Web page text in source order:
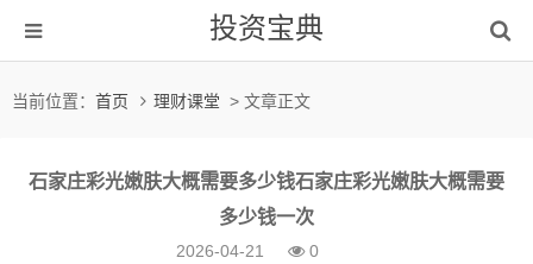
投资宝典
当前位置： 首页 理财课堂 > 文章正文
石家庄彩光嫩肤大概需要多少钱石家庄彩光嫩肤大概需要
多少钱一次
2026-04-21 0